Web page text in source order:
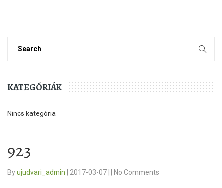
KATEGÓRIÁK
Nincs kategória
923
Byujudvari_admin 2017-03-07 No Comments